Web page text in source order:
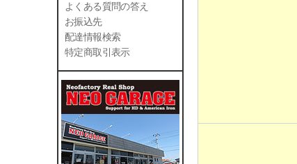
よくある質問の答え
お振込先
配達情報検索
特定商取引表示